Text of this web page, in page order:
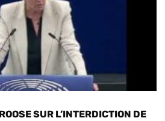
SUR L’INTERDICTION DE